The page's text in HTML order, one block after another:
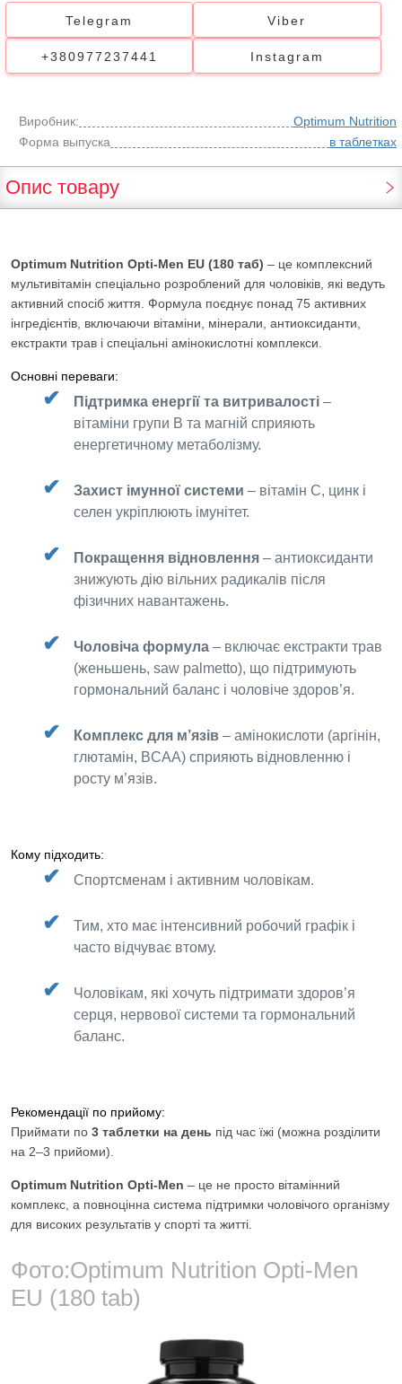
Telegram Viber
+380977237441 Instagram
Виробник:
Optimum Nutrition
Форма выпуска
в таблетках
Опис товару
Optimum Nutrition Opti-Men EU (180 таб) – це комплексний
мультивітамін спеціально розроблений для чоловіків, які ведуть
активний спосіб життя. Формула поєднує понад 75 активних
інгредієнтів, включаючи вітаміни, мінерали, антиоксиданти,
екстракти трав і спеціальні амінокислотні комплекси.
Основні переваги:
Підтримка енергії та витривалості –
вітаміни групи B та магній сприяють
енергетичному метаболізму.
Захист імунної системи – вітамін С, цинк і
селен укріплюють імунітет.
Покращення відновлення – антиоксиданти
знижують дію вільних радикалів після
фізичних навантажень.
Чоловіча формула – включає екстракти трав
(женьшень, saw palmetto), що підтримують
гормональний баланс і чоловіче здоров’я.
Комплекс для м’язів – амінокислоти (аргінін,
глютамін, BCAA) сприяють відновленню і
росту м’язів.
Кому підходить:
Спортсменам і активним чоловікам.
Тим, хто має інтенсивний робочий графік і
часто відчуває втому.
Чоловікам, які хочуть підтримати здоров’я
серця, нервової системи та гормональний
баланс.
Рекомендації по прийому:
Приймати по 3 таблетки на день під час їжі (можна розділити
на 2–3 прийоми).
Optimum Nutrition Opti-Men – це не просто вітамінний
комплекс, а повноцінна система підтримки чоловічого організму
для високих результатів у спорті та житті.
Фото:Optimum Nutrition Opti-Men
EU (180 tab)